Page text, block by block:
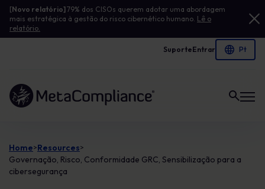
[Novo relatório]79% dos CISOs querem adotar uma abordagem
mais estratégica à gestão do risco cibernético humano. Lê o
relatório.
SuporteEntrar
Ligação à página inicial
Home>Resources>
Governação, Risco, Conformidade GRC, Sensibilização para a
cibersegurança